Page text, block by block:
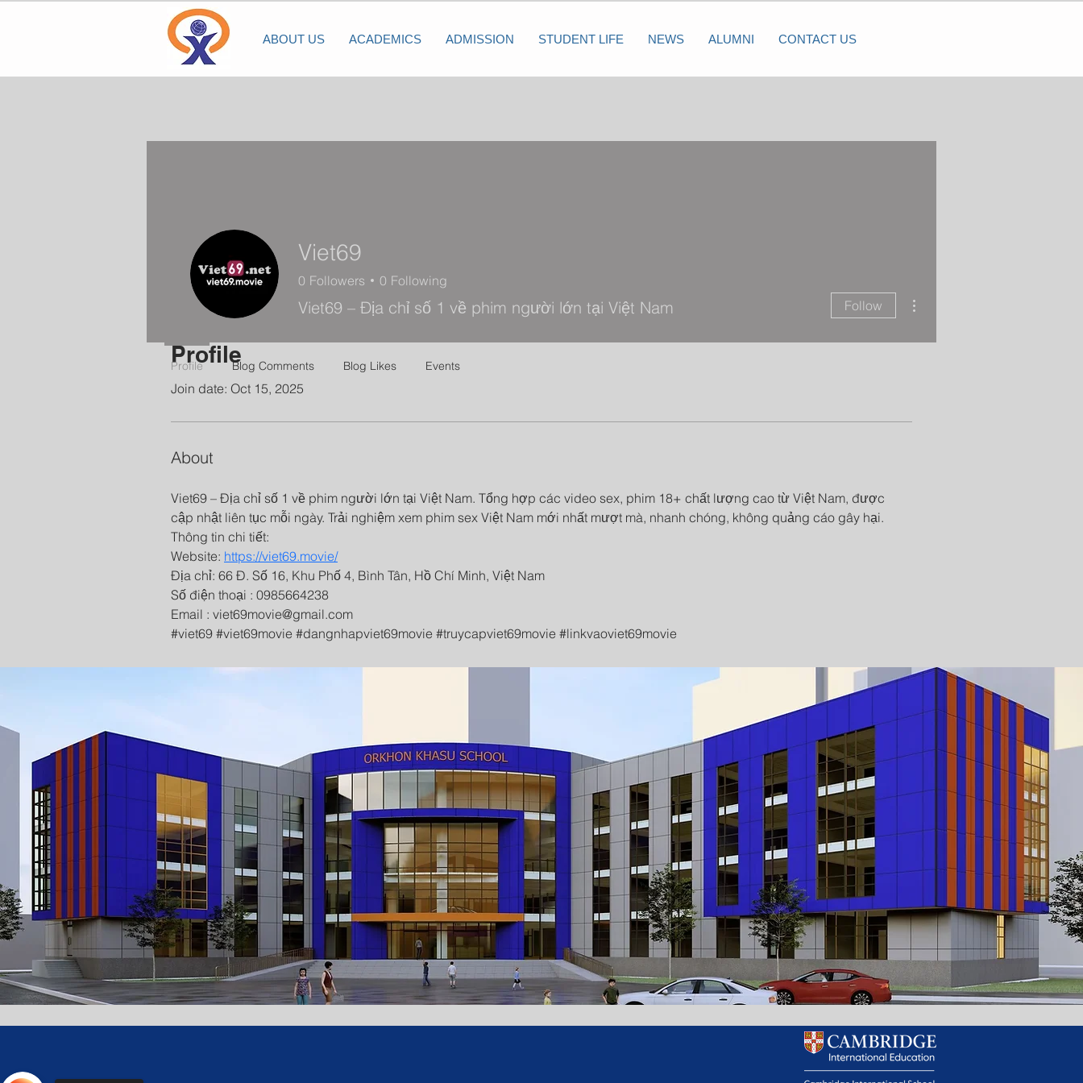
ABOUT US ACADEMICS ADMISSION STUDENT LIFE NEWS ALUMNI CONTACT US
Profile
Join date: Oct 15, 2025
About
Viet69 – Địa chỉ số 1 về phim người lớn tại Việt Nam. Tổng hợp các video sex, phim 18+ chất lượng cao từ Việt Nam, được
cập nhật liên tục mỗi ngày. Trải nghiệm xem phim sex Việt Nam mới nhất mượt mà, nhanh chóng, không quảng cáo gây hại.
Thông tin chi tiết:
Website: https://viet69.movie/
Địa chỉ: 66 Đ. Số 16, Khu Phố 4, Bình Tân, Hồ Chí Minh, Việt Nam
Số điện thoại : 0985664238
Email : viet69movie@gmail.com
#viet69 #viet69movie #dangnhapviet69movie #truycapviet69movie #linkvaoviet69movie
Viet69
0 Followers 0 Following
Viet69 – Địa chỉ số 1 về phim người lớn tại Việt Nam Follow
Profile Blog Comments Blog Likes Events